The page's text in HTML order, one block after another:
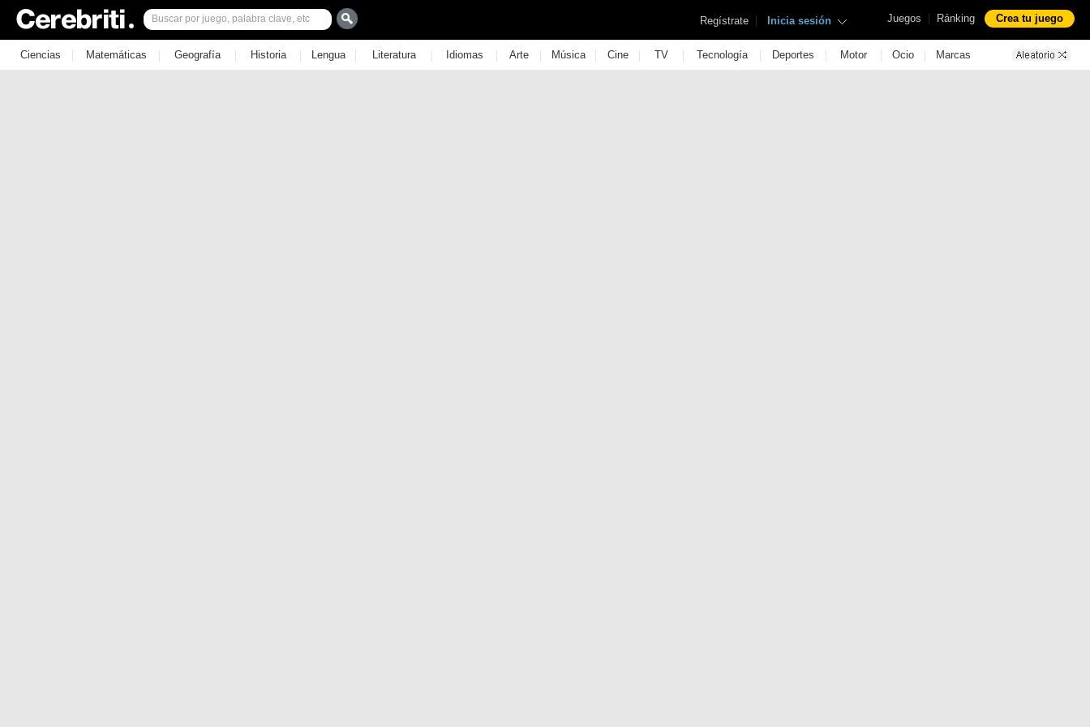
Juegos | Ránking Crea tu juego
Regístrate | Inicia sesión
Ciencias | Matemáticas | Geografía | Historia | Lengua | Literatura | Idiomas | Arte | Música | Cine | TV | Tecnología | Deportes | Motor | Ocio | Marcas